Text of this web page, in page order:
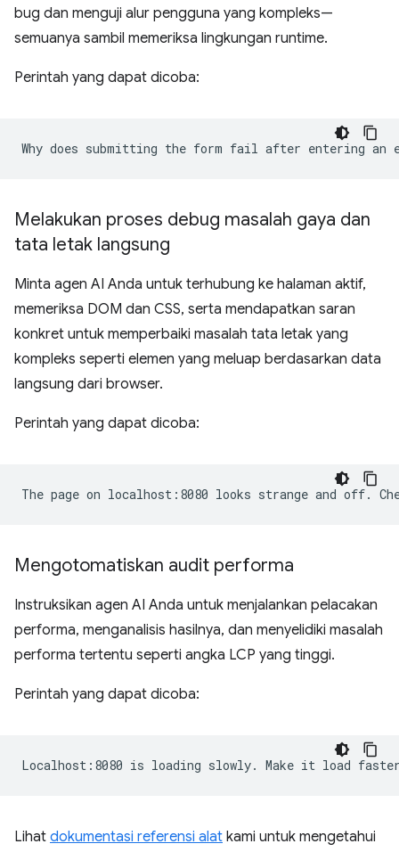
bug dan menguji alur pengguna yang kompleks—
semuanya sambil memeriksa lingkungan runtime.
Perintah yang dapat dicoba:
Melakukan proses debug masalah gaya dan
tata letak langsung
Minta agen AI Anda untuk terhubung ke halaman aktif,
memeriksa DOM dan CSS, serta mendapatkan saran
konkret untuk memperbaiki masalah tata letak yang
kompleks seperti elemen yang meluap berdasarkan data
langsung dari browser.
Perintah yang dapat dicoba:
Mengotomatiskan audit performa
Instruksikan agen AI Anda untuk menjalankan pelacakan
performa, menganalisis hasilnya, dan menyelidiki masalah
performa tertentu seperti angka LCP yang tinggi.
Perintah yang dapat dicoba:
Lihat dokumentasi referensi alat kami untuk mengetahui